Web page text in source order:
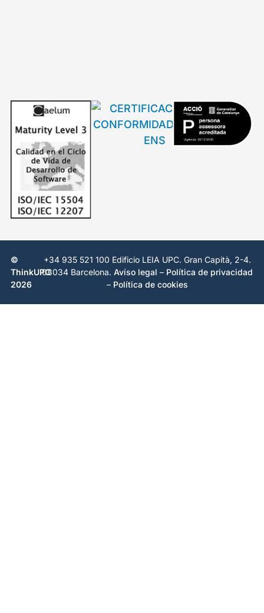
©
ThinkUPC
2026
+34 935 521 100 Edificio LEIA UPC. Gran Capità, 2-4.
08034 Barcelona.Avíso legal – Política de privacidad
– Política de cookies